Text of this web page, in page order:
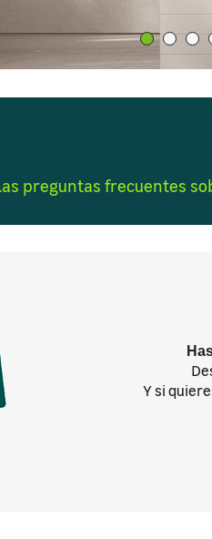
preguntas frecuentes
Y si